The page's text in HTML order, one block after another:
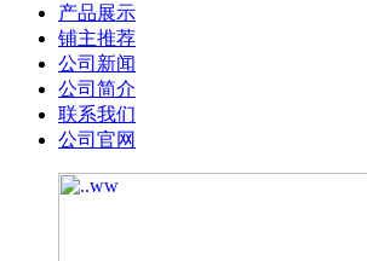
产品展示
铺主推荐
公司新闻
公司简介
联系我们
公司官网